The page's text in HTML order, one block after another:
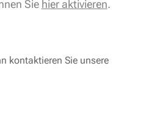
Sie hier aktivieren.
kontaktieren Sie unsere